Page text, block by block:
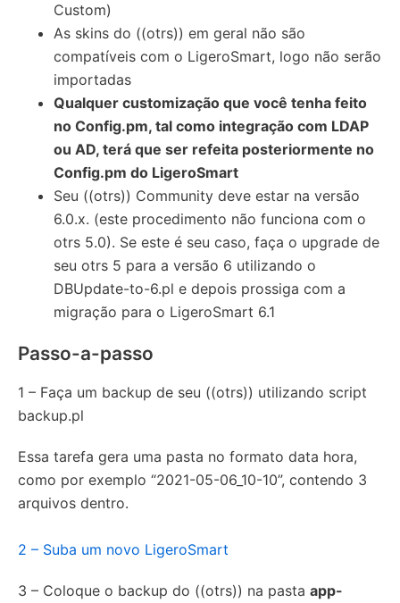
Custom)
As skins do ((otrs)) em geral não são
compatíveis com o LigeroSmart, logo não serão
importadas
Qualquer customização que você tenha feito
no Config.pm, tal como integração com LDAP
ou AD, terá que ser refeita posteriormente no
Config.pm do LigeroSmart
Seu ((otrs)) Community deve estar na versão
6.0.x. (este procedimento não funciona com o
otrs 5.0). Se este é seu caso, faça o upgrade de
seu otrs 5 para a versão 6 utilizando o
DBUpdate-to-6.pl e depois prossiga com a
migração para o LigeroSmart 6.1
Passo-a-passo
1 – Faça um backup de seu ((otrs)) utilizando script
backup.pl
Essa tarefa gera uma pasta no formato data hora,
como por exemplo “2021-05-06_10-10”, contendo 3
arquivos dentro.
2 – Suba um novo LigeroSmart
3 – Coloque o backup do ((otrs)) na pasta app-